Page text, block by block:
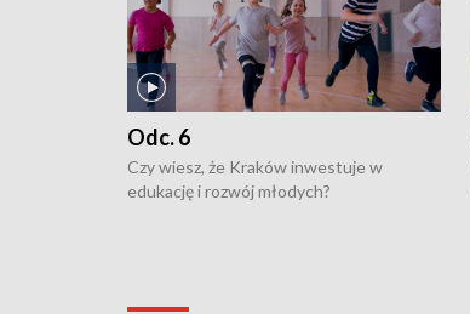
Odc. 6
Czy wiesz, że Kraków inwestuje w
edukację i rozwój młodych?